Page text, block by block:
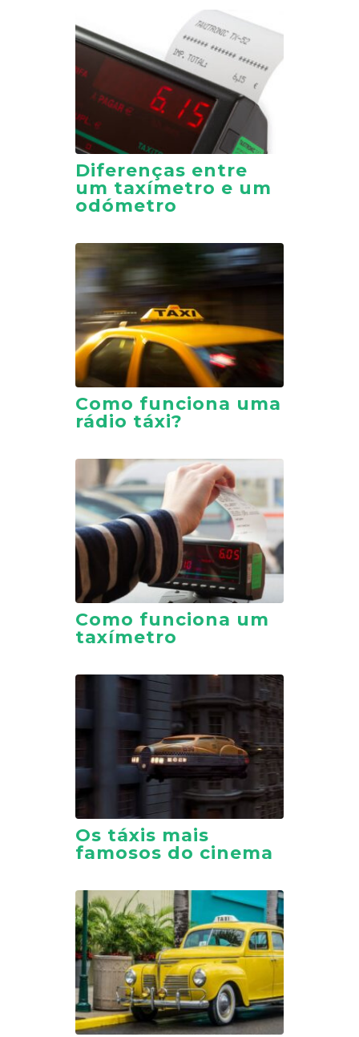
Diferenças entre
um taxímetro e um
odómetro
Como funciona uma
rádio táxi?
Como funciona um
taxímetro
Os táxis mais
famosos do cinema